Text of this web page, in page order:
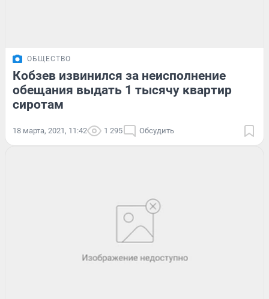
ОБЩЕСТВО
Кобзев извинился за неисполнение
обещания выдать 1 тысячу квартир
сиротам
18 марта, 2021, 11:42 1 295 Обсудить